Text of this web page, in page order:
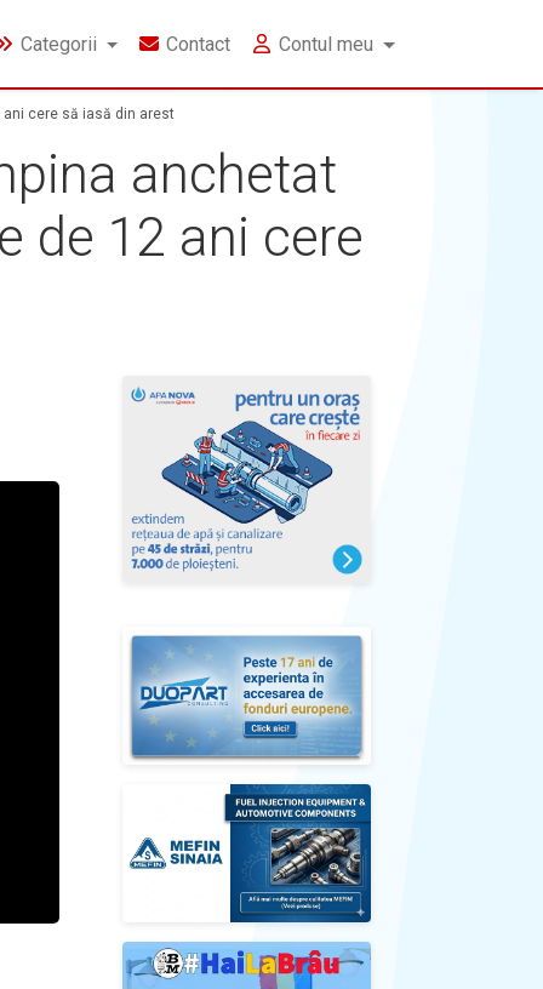
Categorii Contact Contul meu
ani cere să iasă din arest
anchetat
de 12 ani cere